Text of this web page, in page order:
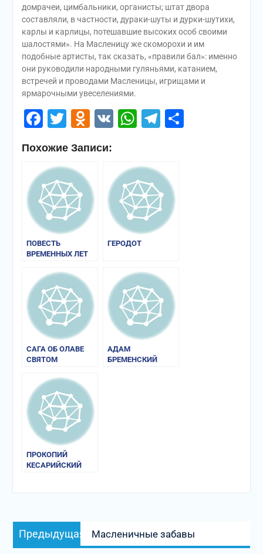
домрачеи, цимбальники, органисты; штат двора
составляли, в частности, дураки-шуты и дурки-шутихи,
карлы и карлицы, потешавшие высоких особ своими
шалостями». На Масленицу же скоморохи и им
подобные артисты, так сказать, «правили бал»: именно
они руководили народными гуляньями, катанием,
встречей и проводами Масленицы, игрищами и
ярмарочными увеселениями.
Facebook
Twitter
Odnoklassniki
VKWhatsApp
Telegram
Похожие Записи:
ПОВЕСТЬ
ВРЕМЕННЫХ ЛЕТ
ГЕРОДОТ
САГА ОБ ОЛАВЕ
СВЯТОМ
АДАМ
БРЕМЕНСКИЙ
ПРОКОПИЙ
КЕСАРИЙСКИЙ
Навигация
по
Предыдущая
запись:
Масленичные забавы